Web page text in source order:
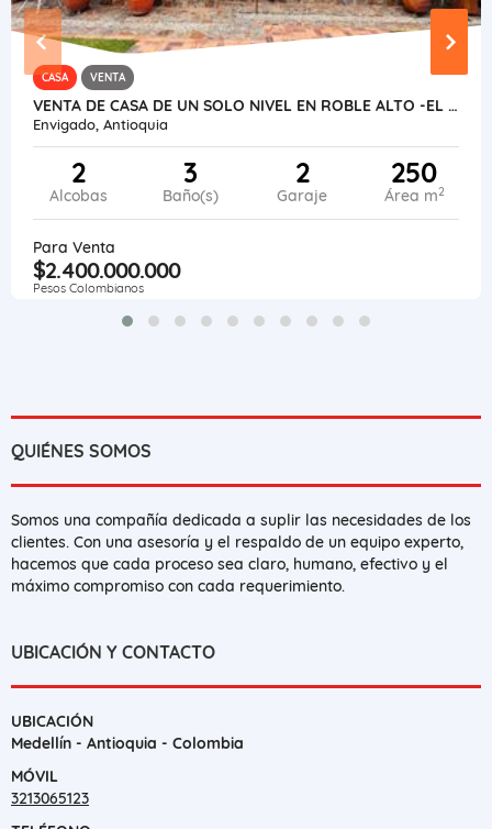
CASA VENTA
VENTA DE CASA DE UN SOLO NIVEL EN ROBLE ALTO -EL ESCOBERO
Envigado, Antioquia
2
Alcobas
3
Baño(s)
2
Garaje
250
Área m2
Para Venta
$2.400.000.000
Pesos Colombianos
QUIÉNES SOMOS
Somos una compañía dedicada a suplir las necesidades de los
clientes. Con una asesoría y el respaldo de un equipo experto,
hacemos que cada proceso sea claro, humano, efectivo y el
máximo compromiso con cada requerimiento.
UBICACIÓN Y CONTACTO
UBICACIÓN
Medellín - Antioquia - Colombia
MÓVIL
3213065123